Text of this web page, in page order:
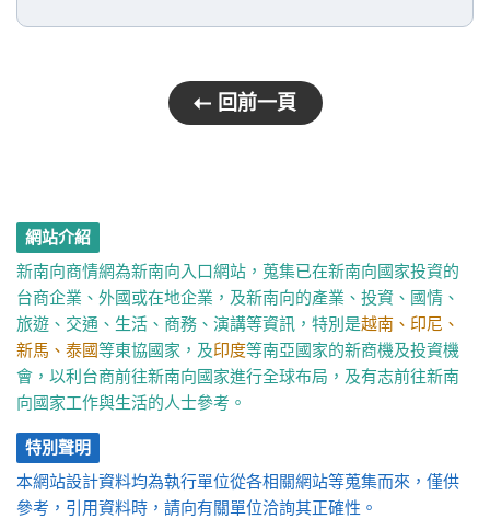
回前一頁
網站介紹
新南向商情網為新南向入口網站，蒐集已在新南向國家投資的
台商企業、外國或在地企業，及新南向的產業、投資、國情、
旅遊、交通、生活、商務、演講等資訊，特別是越南、印尼、
新馬、泰國等東協國家，及印度等南亞國家的新商機及投資機
會，以利台商前往新南向國家進行全球布局，及有志前往新南
向國家工作與生活的人士參考。
特別聲明
本網站設計資料均為執行單位從各相關網站等蒐集而來，僅供
參考，引用資料時，請向有關單位洽詢其正確性。